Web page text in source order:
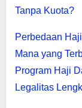
Tanpa Kuota?
Perbedaan
Mana yang
Program Haji
Legalitas